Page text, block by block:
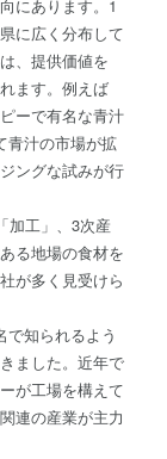
にあります。1
に広く分布して
、提供価値を
ます。例えば
ーで有名な青汁
青汁の市場が拡
ングな試みが行
加工」、3次産
る地場の食材を
が多く見受けら
知られるよう
ました。近年で
が工場を構えて
連の産業が主力